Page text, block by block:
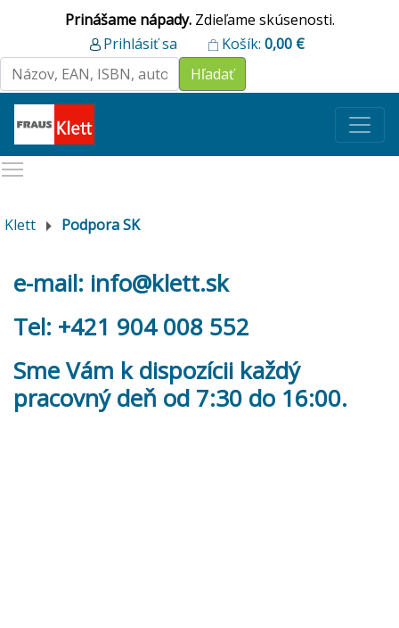
Prinášame nápady.Zdieľame skúsenosti.
Prihlásiť sa
Košík: 0,00 €
Klett Podpora SK
e-mail: info@klett.sk
Tel: +421 904 008 552
Sme Vám k dispozícii každý
pracovný deň od 7:30 do 16:00.